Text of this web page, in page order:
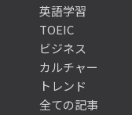
英語学習
TOEIC
ビジネス
カルチャー
トレンド
全ての記事